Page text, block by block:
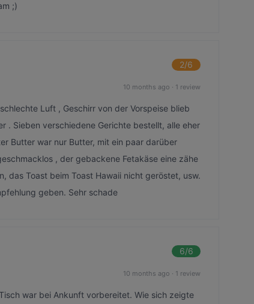
;)
2/6
10 months ago · 1 review
Luft , Geschirr von der Vorspeise blieb
. Sieben verschiedene Gerichte bestellt, alle eher
Butter war nur Butter, mit ein paar darüber
, der gebackene Fetakäse eine zähe
das Toast beim Toast Hawaii nicht geröstet, usw.
geben. Sehr schade
6/6
10 months ago · 1 review
war bei Ankunft vorbereitet. Wie sich zeigte